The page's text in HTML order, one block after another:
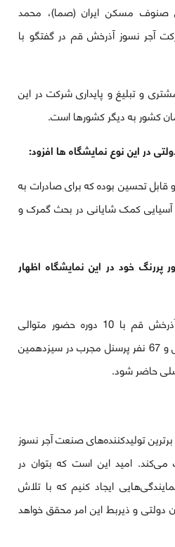
صنوف مسکن ایران (صما)، محمد
آجر نسوز آذرخش قم در گفتگو با
و تبلیغ و پایداری شرکت در این
کشور به دیگر کشورها است.
در این نوع نمایشگاه ها افزود:
تحسین بوده که برای صادرات به
آسیایی کمک شایانی در بحث گمرک و
خود در این نمایشگاه اظهار
شرکت بین‌المللی آجر نسوز آذرخش قم با 10 دوره حضور متوالی
توانسته است با 70 غرفه فعال و 67 نفر پرسنل مجرب در سیزدهمین
حاضر شود.
تولیدکننده‌های صنعت آجر نسوز
می‌کند. امید این است که بتوان در
ایجاد کنیم که با تلاش
و ذیربط این امر محقق خواهد